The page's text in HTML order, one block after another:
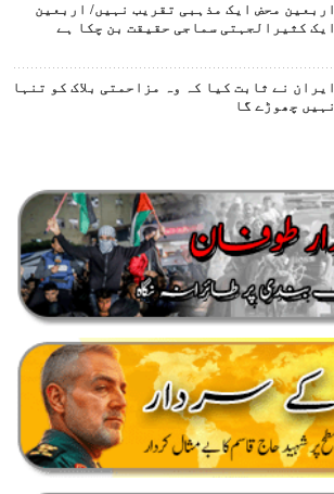
اربعین محض ایک مذہبی تقریب نہیں/ اربعین
ایک کثیرالجہتی سماجی حقیقت بن چکا ہے
ایران نے ثابت کیا کہ وہ مزاحمتی بلاک کو تنہا
نہیں چھوڑے گا